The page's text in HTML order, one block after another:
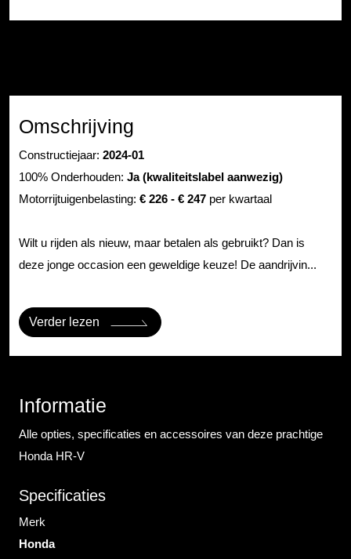
Omschrijving
Constructiejaar: 2024-01
100% Onderhouden: Ja (kwaliteitslabel aanwezig)
Motorrijtuigenbelasting: € 226 - € 247 per kwartaal
Wilt u rijden als nieuw, maar betalen als gebruikt? Dan is
deze jonge occasion een geweldige keuze! De aandrijvin...
Verder lezen
Informatie
Alle opties, specificaties en accessoires van deze prachtige
Honda HR-V
Specificaties
Merk
Honda